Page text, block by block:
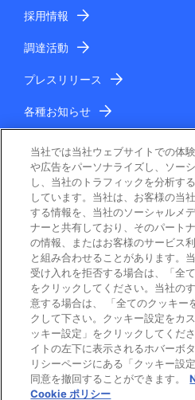
採用情報
調達活動
プレスリリース
各種お知らせ
電子公告
ご利用条件
個人情報保護
Cookie ポリシー
当社では当社ウェブサイトでの体
や広告をパーソナライズし、ソー
し、当社のトラフィックを分析す
しています。当社は、お客様の当
する情報を、当社のソーシャルメ
ナーと共有しており、そのパート
の情報、またはお客様のサービス
と組み合わせることがあります。
受け入れを拒否する場合は、「全
をクリックしてください。当社の
意する場合は、 「全てのクッキー
クして下さい。クッキー設定をカ
ッキー設定」をクリックしてくだ
イトの左下に表示されるホバーボ
リシーページにある「クッキー設
同意を撤回することができます。
Cookie ポリシー